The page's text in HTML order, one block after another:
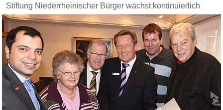
Stiftung Niederrheinischer Bürger wächst kontinuierlich